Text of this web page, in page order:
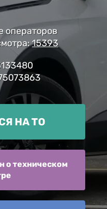
операторов
15393
НА ТО
о техническом